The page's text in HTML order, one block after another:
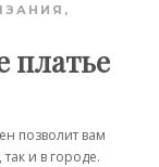
,
платье
позволит вам
и в городе.